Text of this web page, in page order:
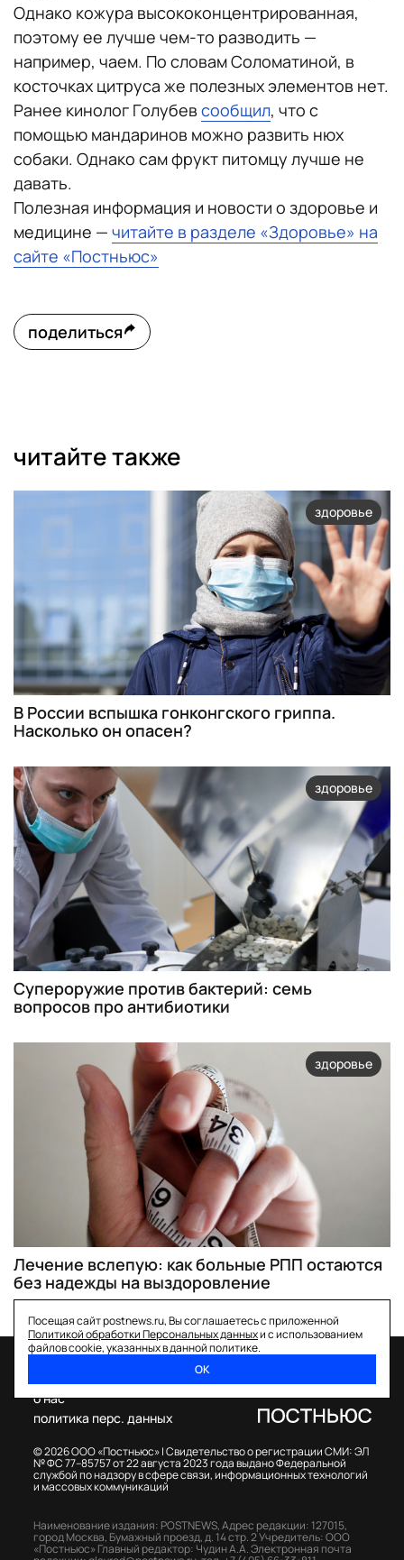
Однако кожура высококонцентрированная,
поэтому ее лучше чем-то разводить —
например, чаем. По словам Соломатиной, в
косточках цитруса же полезных элементов нет.
Ранее кинолог Голубев сообщил, что с
помощью мандаринов можно развить нюх
собаки. Однако сам фрукт питомцу лучше не
давать.
Полезная информация и новости о здоровье и
медицине — читайте в разделе «Здоровье» на
сайте «Постньюс»
поделиться
читайте также
здоровье
В России вспышка гонконгского гриппа.
Насколько он опасен?
здоровье
Супероружие против бактерий: семь
вопросов про антибиотики
здоровье
Лечение вслепую: как больные РПП остаются
без надежды на выздоровление
Посещая сайт postnews.ru, Вы соглашаетесь с приложенной
Политикой обработки Персональных данныхи с использованием
файлов cookie, указанных в данной политике.
ОК
© 2026 ООО «Постньюс» |Свидетельство о регистрации СМИ: ЭЛ
№ ФС 77–85757 от 22 августа 2023 года выдано Федеральной
службой по надзору в сфере связи, информационных технологий
и массовых коммуникаций
о нас
политика перс. данных
Наименование издания: POSTNEWS,Адрес редакции: 127015,
город Москва, Бумажный проезд, д. 14 стр. 2Учредитель: ООО
«Постньюс» Главный редактор: Чудин А.А.Электронная почта